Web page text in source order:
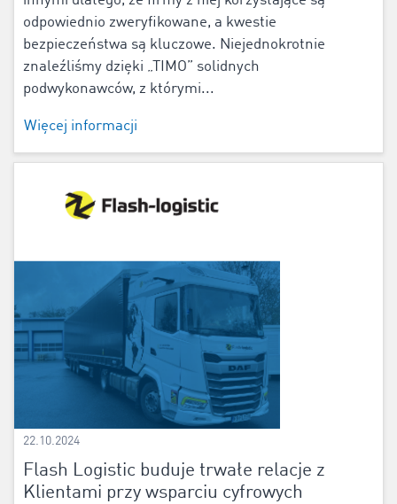
odpowiednio zweryfikowane, a kwestie
bezpieczeństwa są kluczowe. Niejednokrotnie
znaleźliśmy dzięki „TIMO” solidnych
podwykonawców, z którymi...
Więcej informacji
22.10.2024
Flash Logistic buduje trwałe relacje z
Klientami przy wsparciu cyfrowych